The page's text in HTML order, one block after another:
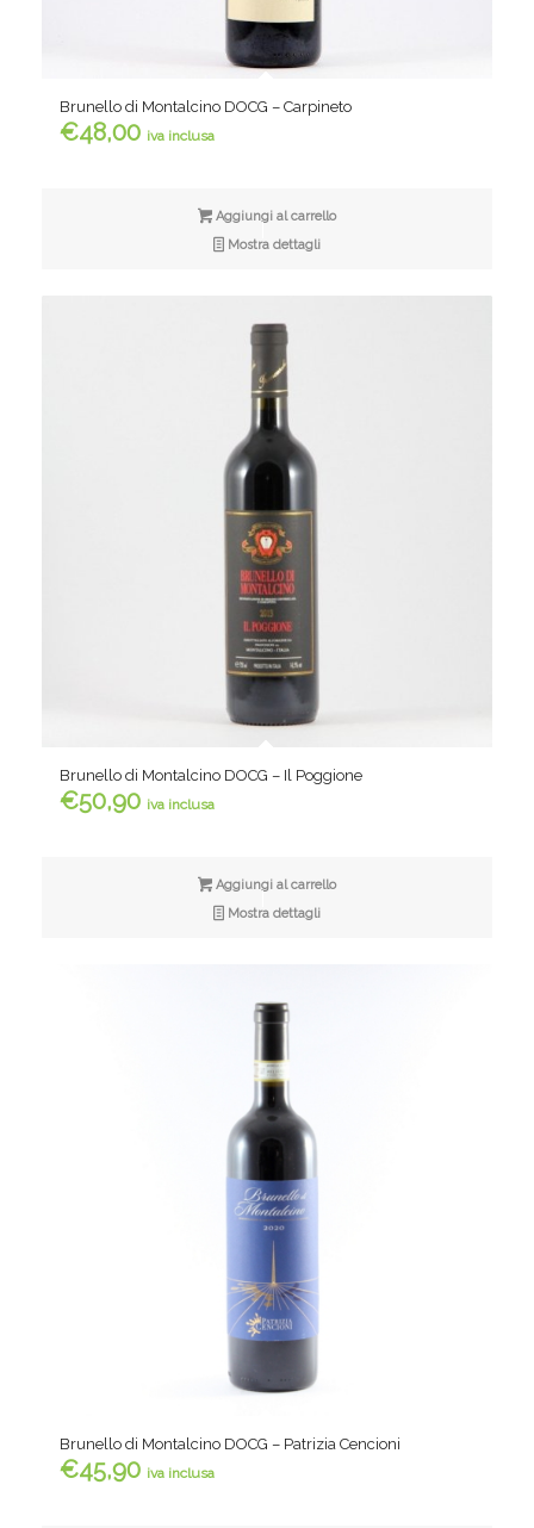
Brunello di Montalcino DOCG – Carpineto
€48,00 iva inclusa
Aggiungi al carrello
Mostra dettagli
Brunello di Montalcino DOCG – Il Poggione
€50,90 iva inclusa
Aggiungi al carrello
Mostra dettagli
Brunello di Montalcino DOCG – Patrizia Cencioni
€45,90 iva inclusa